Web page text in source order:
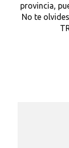
provincia,
No te